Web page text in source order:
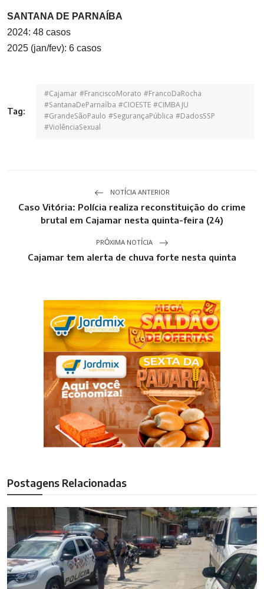
SANTANA DE PARNAÍBA
2024: 48 casos
2025 (jan/fev): 6 casos
Tag:
#Cajamar #FranciscoMorato #FrancoDaRocha
#SantanaDeParnaíba #CIOESTE #CIMBAJU
#GrandeSãoPaulo #SegurançaPública #DadosSSP
#ViolênciaSexual
NOTÍCIA ANTERIOR
Caso Vitória: Polícia realiza reconstituição do crime
brutal em Cajamar nesta quinta-feira (24)
PRÓXIMA NOTÍCIA
Cajamar tem alerta de chuva forte nesta quinta
Postagens Relacionadas